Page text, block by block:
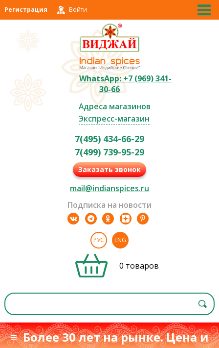
Регистрация Войти
WhatsApp: +7 (969) 341-
30-66
Адреса магазинов
Экспресс-магазин
7(495) 434-66-29
7(499) 739-95-29
Заказать звонок
mail@indianspices.ru
Подписка на новости
РУС ENG
0 товаров
≡ Более 30 лет на рынке. Цена и